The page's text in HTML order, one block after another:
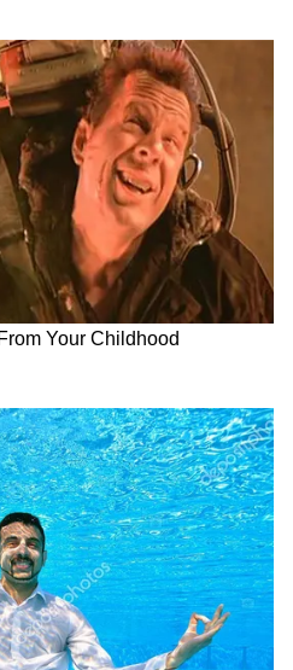
(split) দেখিয়ে
সুযোগ নেই।
'অনুমোদনযোগ্য
না, বরং এর জেরে সাংসদ
দলের নেতা বা
ক্ষমতা থাকে মূল
দলের নয়।
"এই সবকিছুর মিলিত
গোষ্ঠী' হিসেবে
বলে শোনা যাচ্ছে,
অগ্রাহ্য।" অভিষেক
মিশে যাওয়ার (merger)
দুটি শর্ত পূরণ করতে
দলটিকে মিশে যেতে
দলের দুই-তৃতীয়াংশ
হবে।